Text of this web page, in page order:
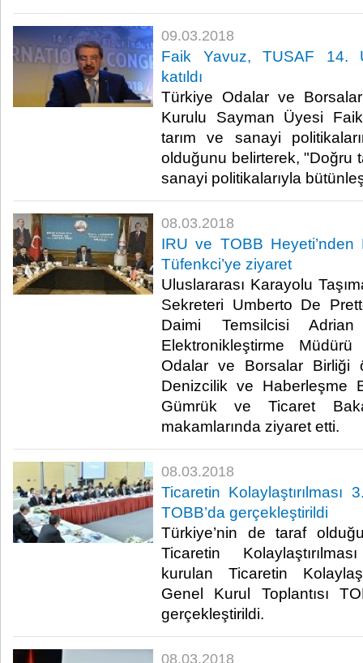
09.03.2018
Faik Yavuz, TUSAF 14.
katıldı
Türkiye Odalar ve
Kurulu Sayman Üyesi
tarım ve sanayi
olduğunu belirterek, "Doğru
sanayi politikalarıyla
08.03.2018
IRU ve TOBB
Tüfenkci’ye ziyaret
Uluslararası Karayolu
Sekreteri Umberto De
Daimi Temsilcisi
Elektronikleştirme
Odalar ve Borsalar Birliği
Denizcilik ve Haberleşme
Gümrük ve Ticaret
makamlarında ziyaret etti.​
08.03.2018
Ticaretin Kolaylaştırılması
TOBB’da gerçekleştirildi
Türkiye’nin de taraf
Ticaretin
kurulan Ticaretin
Genel Kurul Toplantısı
gerçekleştirildi. ​
08.03.2018